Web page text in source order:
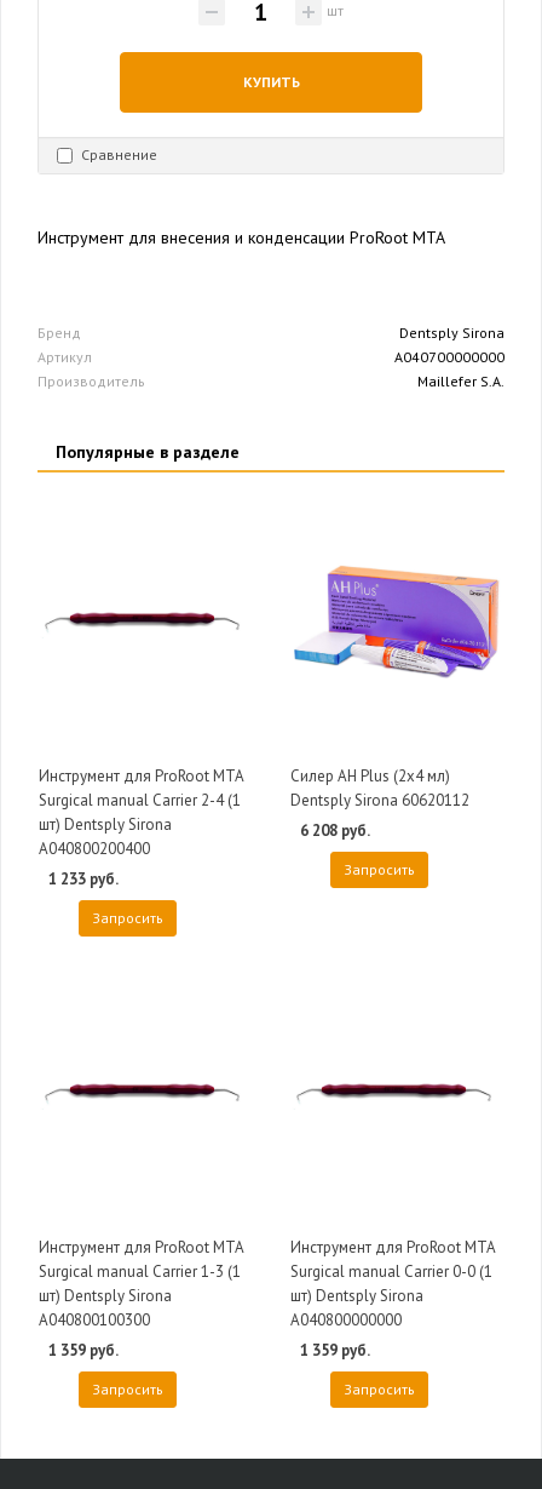
шт
КУПИТЬ
Сравнение
Инструмент для внесения и конденсации ProRoot MTA
Бренд
Dentsply Sirona
Артикул
A040700000000
Производитель
Maillefer S.A.
Популярные в разделе
Инструмент для ProRoot MTA
Surgical manual Carrier 2-4 (1
шт) Dentsply Sirona
A040800200400
1 233 руб.
Запросить
Силер AH Plus (2x4 мл)
Dentsply Sirona 60620112
6 208 руб.
Запросить
Инструмент для ProRoot MTA
Surgical manual Carrier 1-3 (1
шт) Dentsply Sirona
A040800100300
1 359 руб.
Запросить
Инструмент для ProRoot MTA
Surgical manual Carrier 0-0 (1
шт) Dentsply Sirona
A040800000000
1 359 руб.
Запросить